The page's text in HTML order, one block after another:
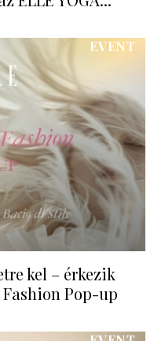
EVENT
kel – érkezik
Pop-up